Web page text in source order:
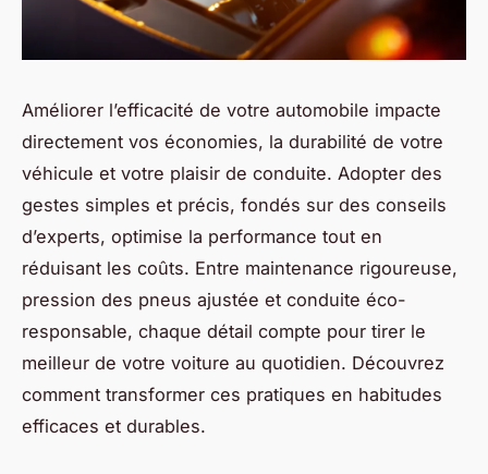
Améliorer l’efficacité de votre automobile impacte
directement vos économies, la durabilité de votre
véhicule et votre plaisir de conduite. Adopter des
gestes simples et précis, fondés sur des conseils
d’experts, optimise la performance tout en
réduisant les coûts. Entre maintenance rigoureuse,
pression des pneus ajustée et conduite éco-
responsable, chaque détail compte pour tirer le
meilleur de votre voiture au quotidien. Découvrez
comment transformer ces pratiques en habitudes
efficaces et durables.